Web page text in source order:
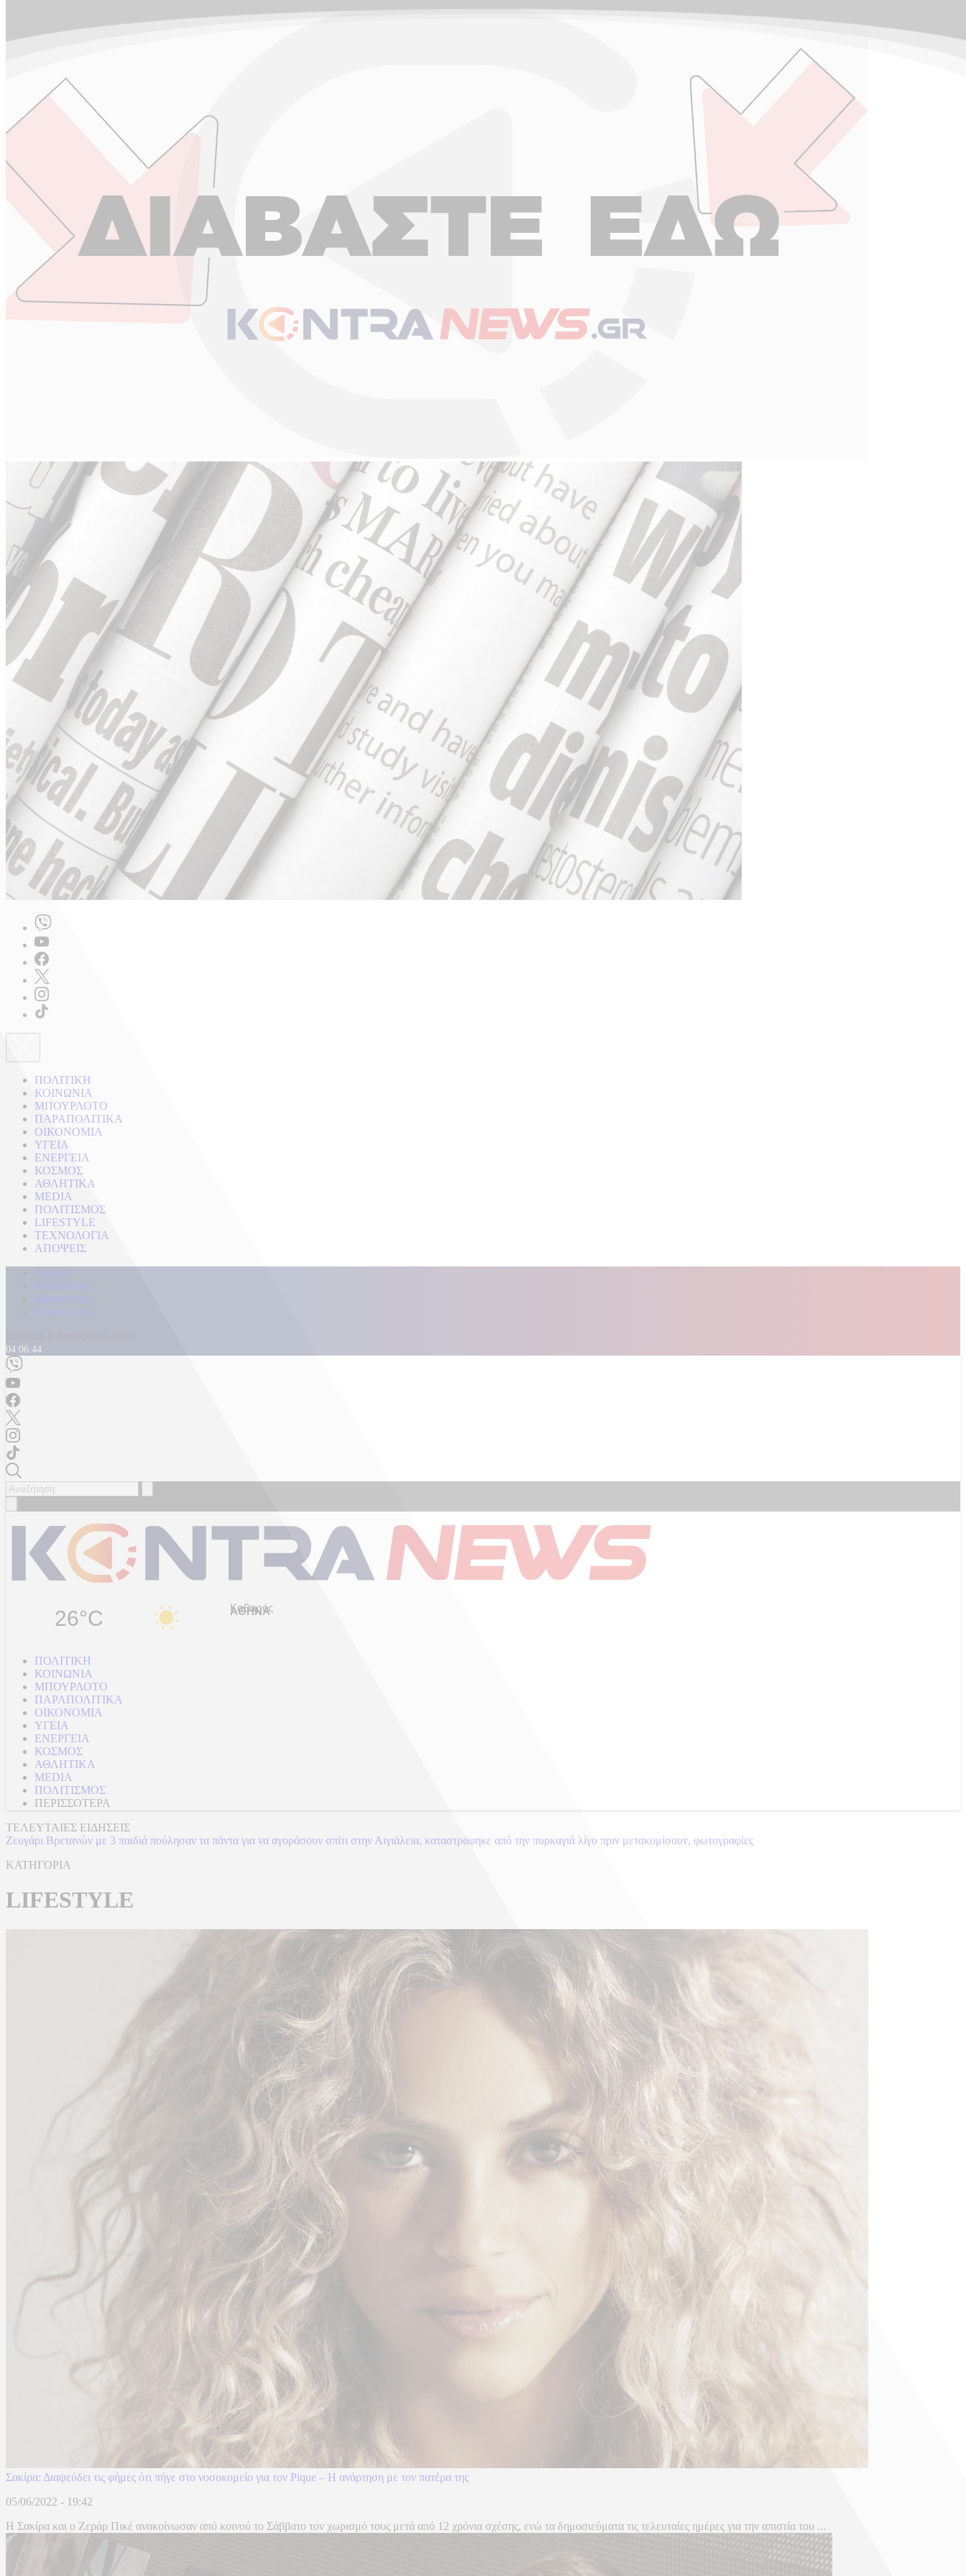
ΠΟΛΙΤΙΚΗ
ΚΟΙΝΩΝΙΑ
ΜΠΟΥΡΛΟΤΟ
ΠΑΡΑΠΟΛΙΤΙΚΑ
ΟΙΚΟΝΟΜΙΑ
ΥΓΕΙΑ
ΕΝΕΡΓΕΙΑ
ΚΟΣΜΟΣ
ΑΘΛΗΤΙΚΑ
MEDIA
ΠΟΛΙΤΙΣΜΟΣ
LIFESTYLE
ΤΕΧΝΟΛΟΓΙΑ
ΑΠΟΨΕΙΣ
Αρχική
Kontra Live
Καταγγελίες
Επικοινωνία
04:06:47
26°C Καθαρός
ΠΟΛΙΤΙΚΗ
ΚΟΙΝΩΝΙΑ
ΜΠΟΥΡΛΟΤΟ
ΠΑΡΑΠΟΛΙΤΙΚΑ
ΟΙΚΟΝΟΜΙΑ
ΥΓΕΙΑ
ΕΝΕΡΓΕΙΑ
ΚΟΣΜΟΣ
ΑΘΛΗΤΙΚΑ
MEDIA
ΠΟΛΙΤΙΣΜΟΣ
ΠΕΡΙΣΣΟΤΕΡΑ
ΤΕΛΕΥΤΑΙΕΣ ΕΙΔΗΣΕΙΣ
Ζευγάρι Βρετανών με 3 παιδιά πούλησαν τα πάντα για να αγοράσουν σπίτι στην Αιγιάλεια, καταστράφηκε από την πυρκαγιά λίγο πριν μετακομίσουν, φωτογραφίες
ΚΑΤΗΓΟΡΙΑ
LIFESTYLE
Σακίρα: Διαψεύδει τις φήμες ότι πήγε στο νοσοκομείο για τον Pique – Η ανάρτηση με τον πατέρα της
05/06/2022 - 19:42
Η Σακίρα και ο Ζεράρ Πικέ ανακοίνωσαν από κοινού το Σάββατο τον χωρισμό τους μετά από 12 χρόνια σχέσης, ενώ τα δημοσιεύματα τις τελευταίες ημέρες για την απιστία του ...